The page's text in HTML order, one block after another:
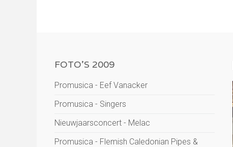
FOTO'S 2009
Promusica - Eef Vanacker
Promusica - Singers
Nieuwjaarsconcert - Melac
Promusica - Flemish Caledonian Pipes &